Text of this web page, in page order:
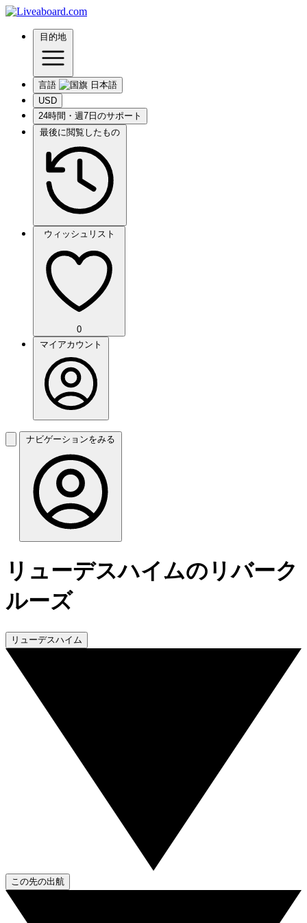
目的地
言語
USD
24時間・週7日のサポート
最後に閲覧したもの
ウィッシュリスト
0
マイアカウント
ナビゲーションをみる
リューデスハイムのリバーク
ルーズ
リューデスハイム
この先の出航